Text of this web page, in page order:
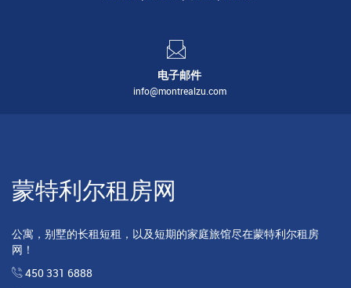
电子邮件
info@montrealzu.com
蒙特利尔租房网
公寓，别墅的长租短租，以及短期的家庭旅馆尽在蒙特利尔租房
网！
450 331 6888